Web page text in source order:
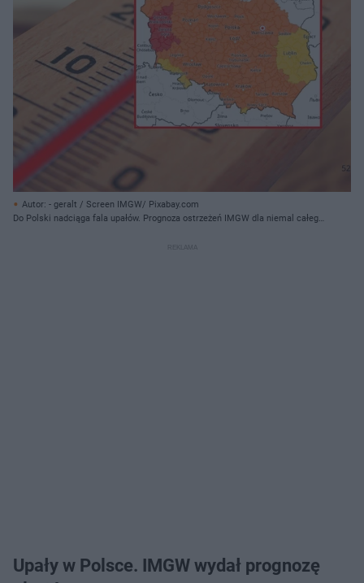
Autor: - geralt / Screen IMGW/ Pixabay.com
Do Polski nadciąga fala upałów. Prognoza ostrzeżeń IMGW dla niemal całego
Upały w Polsce. IMGW wydał prognozę